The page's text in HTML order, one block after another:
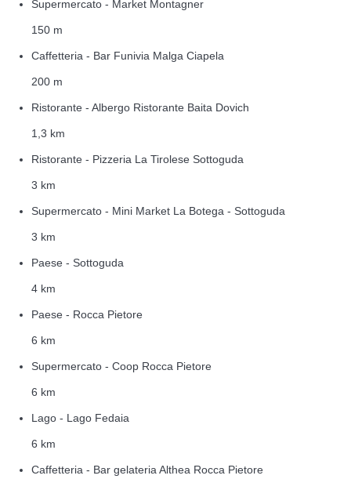
Supermercato - Market Montagner
150 m
Caffetteria - Bar Funivia Malga Ciapela
200 m
Ristorante - Albergo Ristorante Baita Dovich
1,3 km
Ristorante - Pizzeria La Tirolese Sottoguda
3 km
Supermercato - Mini Market La Botega - Sottoguda
3 km
Paese - Sottoguda
4 km
Paese - Rocca Pietore
6 km
Supermercato - Coop Rocca Pietore
6 km
Lago - Lago Fedaia
6 km
Caffetteria - Bar gelateria Althea Rocca Pietore